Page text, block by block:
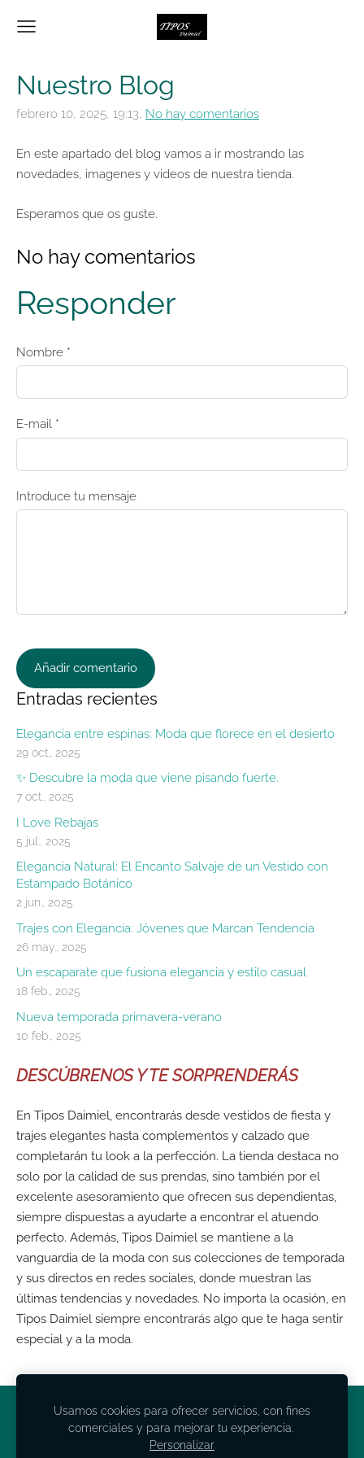
Entradas recientes
Elegancia entre espinas: Moda que florece en el desierto
29 oct., 2025
✨ Descubre la moda que viene pisando fuerte.
7 oct., 2025
I Love Rebajas
5 jul., 2025
Elegancia Natural: El Encanto Salvaje de un Vestido con
Estampado Botánico
2 jun., 2025
Trajes con Elegancia: Jóvenes que Marcan Tendencia
26 may., 2025
Un escaparate que fusiona elegancia y estilo casual
18 feb., 2025
Nueva temporada primavera-verano
10 feb., 2025
DESCÚBRENOS Y TE SORPRENDERÁS
En Tipos Daimiel, encontrarás desde vestidos de fiesta y
trajes elegantes hasta complementos y calzado que
completarán tu look a la perfección. La tienda destaca no
solo por la calidad de sus prendas, sino también por el
excelente asesoramiento que ofrecen sus dependientas,
siempre dispuestas a ayudarte a encontrar el atuendo
perfecto. Además, Tipos Daimiel se mantiene a la
vanguardia de la moda con sus colecciones de temporada
y sus directos en redes sociales, donde muestran las
últimas tendencias y novedades. No importa la ocasión, en
Tipos Daimiel siempre encontrarás algo que te haga sentir
especial y a la moda.
Nuestro Blog
febrero 10, 2025, 19:13, No hay comentarios
En este apartado del blog vamos a ir mostrando las
novedades, imagenes y videos de nuestra tienda.
Esperamos que os guste.
No hay comentarios
Responder
Nombre *
E-mail *
Introduce tu mensaje
INICIO CONDICIONES CONTACTO COOKIES
Usamos cookies para ofrecer servicios, con fines
comerciales y para mejorar tu experiencia.
Personalizar